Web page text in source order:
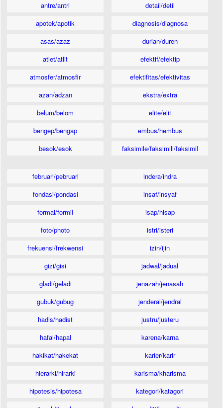
antre/antri
apotek/apotik
asas/azaz
atlet/atlit
atmosfer/atmosfir
azan/adzan
belum/belom
bengep/bengap
besok/esok
detail/detil
diagnosis/diagnosa
durian/duren
efektif/efektip
efektifitas/efektivitas
ekstra/extra
elite/elit
embus/hembus
faksimile/faksimili/faksimil
februari/pebruari
fondasi/pondasi
formal/formil
foto/photo
frekuensi/frekwensi
gizi/gisi
gladi/geladi
gubuk/gubug
hadis/hadist
hafal/hapal
hakikat/hakekat
hierarki/hirarki
hipotesis/hipotesa
indera/indra
insaf/insyaf
isap/hisap
istri/isteri
izin/ijin
jadwal/jadual
jenazah/jenasah
jenderal/jendral
justru/justeru
karena/karna
karier/karir
karisma/kharisma
kategori/katagori